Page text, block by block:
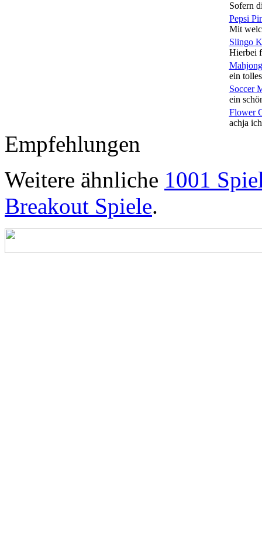
Sofern
Pepsi
Mit
Slingo
Hierbei
ein
Soccer
ein
Flower
achja
Empfehlungen
Weitere ähnliche 1001
Breakout Spiele.